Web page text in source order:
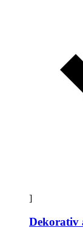
]
Dekorativ